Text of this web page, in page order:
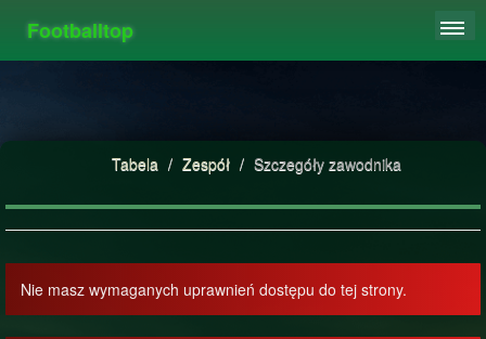
Footballtop
STATYSTYKI
Tabela / Zespół / Szczegóły zawodnika
Nie masz wymaganych uprawnień dostępu do tej strony.